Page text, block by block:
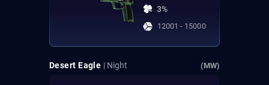
3%
12001 - 15000
Desert Eagle | Night (MW)